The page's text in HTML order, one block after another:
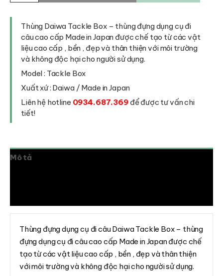
Tackle
Box
lượng
Thùng Daiwa Tackle Box – thùng đựng dụng cụ đi
câu cao cấp Made in Japan được chế tạo từ các vật
liệu cao cấp , bền , đẹp và thân thiện với môi trường
và không độc hại cho người sử dụng.
Model : Tackle Box
Xuất xứ : Daiwa / Made in Japan
Liên hệ hotline 0934.687.369để được tư vấn chi
tiết!
Mô tả
Thùng đựng dụng cụ đi câu Daiwa Tackle Box – thùng
đựng dụng cụ đi câu cao cấp Made in Japan được chế
tạo từ các vật liệu cao cấp , bền , đẹp và thân thiện
với môi trường và không độc hại cho người sử dụng.